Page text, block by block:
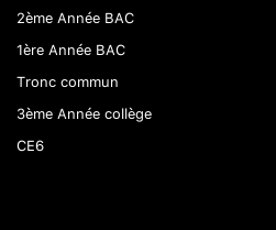
2ème Année BAC
1ère Année BAC
Tronc commun
3ème Année collège
CE6